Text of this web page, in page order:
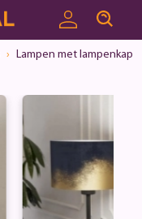
Lampen met lampenkap